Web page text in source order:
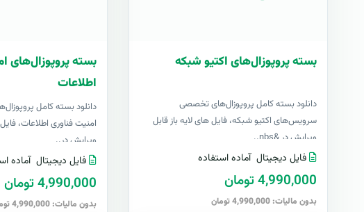
بسته پروپوزال‌های اکتیو شبکه
دانلود بسته کامل پروپوزال‌های تخصصی
سرویس‌های اکتیو شبکه، فایل های لایه باز قابل
ویرایش در &nbs..
فایل دیجیتال آماده استفاده
4,990,000 تومان
بدون مالیات: 4,990,000 تومان
بسته پروپوزال‌های
اطلاعات
دانلود بسته کامل
امنیت فناوری اطلاعات،
ویرایش در..
فایل دیجیتال آماده
4,990,000 تومان
بدون مالیات: 4,990,000 تومان